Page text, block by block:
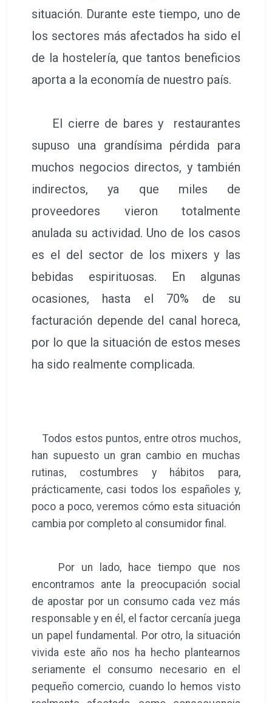
situación. Durante este tiempo, uno de
los sectores más afectados ha sido el
de la hostelería, que tantos beneficios
aporta a la economía de nuestro país.
El cierre de bares y restaurantes
supuso una grandísima pérdida para
muchos negocios directos, y también
indirectos, ya que miles de
proveedores vieron totalmente
anulada su actividad. Uno de los casos
es el del sector de los mixers y las
bebidas espirituosas. En algunas
ocasiones, hasta el 70% de su
facturación depende del canal horeca,
por lo que la situación de estos meses
ha sido realmente complicada.
Todos estos puntos, entre otros muchos,
han supuesto un gran cambio en muchas
rutinas, costumbres y hábitos para,
prácticamente, casi todos los españoles y,
poco a poco, veremos cómo esta situación
cambia por completo al consumidor final.
Por un lado, hace tiempo que nos
encontramos ante la preocupación social
de apostar por un consumo cada vez más
responsable y en él, el factor cercanía juega
un papel fundamental. Por otro, la situación
vivida este año nos ha hecho plantearnos
seriamente el consumo necesario en el
pequeño comercio, cuando lo hemos visto